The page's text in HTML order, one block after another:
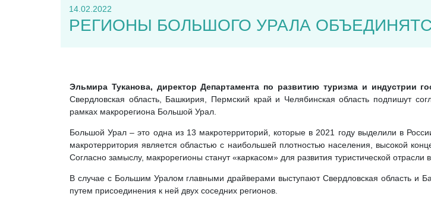
14.02.2022
РЕГИОНЫ БОЛЬШОГО УРАЛА
Эльмира Туканова, директор Департамента по развитию туризма и индустрии
Свердловская область, Башкирия, Пермский край и Челябинская область подпишут
рамках макрорегиона Большой Урал.
Большой Урал – это одна из 13 макротерриторий, которые в 2021 году выделили в
макротерритория является областью с наибольшей плотностью населения, высокой
Согласно замыслу, макрорегионы станут «каркасом» для развития туристической отрасли в
В случае с Большим Уралом главными драйверами выступают Свердловская область и
путем присоединения к ней двух соседних регионов.